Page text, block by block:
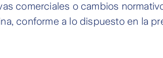
comerciales o cambios
conforme a lo dispuesto en la